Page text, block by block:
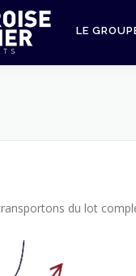
LE
du lot